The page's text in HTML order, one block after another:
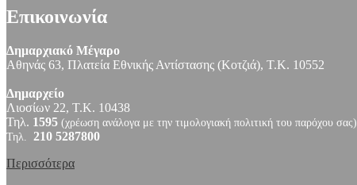
Επικοινωνία
Δημαρχιακό Μέγαρο
Αθηνάς 63, Πλατεία Εθνικής Αντίστασης (Κοτζιά), Τ.Κ. 10552
Δημαρχείο
Λιοσίων 22, Τ.Κ. 10438
Τηλ. 1595 (χρέωση ανάλογα με την τιμολογιακή πολιτική του παρόχου σας)
Τηλ. 210 5287800
Περισσότερα